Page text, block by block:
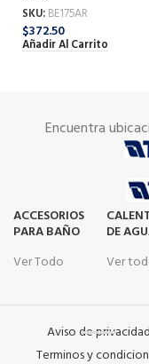
SKU: BE175AR
$372.50
Añadir Al Carrito
Encuentra
ACCESORIOS
PARA BAÑO
Ver Todo
DE
Ver
Aviso de privacidad
Terminos y